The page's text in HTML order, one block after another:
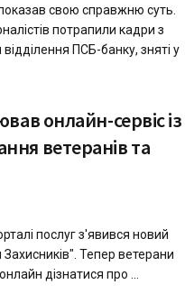
свою справжню суть.
потрапили кадри з
ПСБ-банку, зняті у
онлайн-сервіс із
ветеранів та
послуг з'явився новий
Захисників". Тепер ветерани
дізнатися про ...